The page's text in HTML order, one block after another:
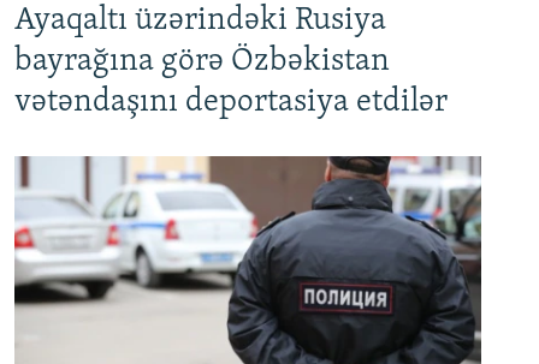
Ayaqaltı üzərindəki Rusiya
bayrağına görə Özbəkistan
vətəndaşını deportasiya etdilər